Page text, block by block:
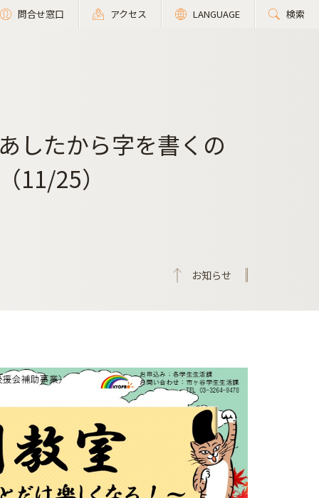
問合せ窓口 アクセス LANGUAGE 検索
したから字を書くの
11/25）
お知らせ